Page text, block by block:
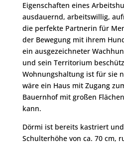
Eigenschaften eines
ausdauernd, arbeitswillig,
die perfekte Partnerin für
der Bewegung mit ihrem
ein ausgezeichneter
und sein Territorium
Wohnungshaltung ist für sie
wäre ein Haus mit Zugang
Bauernhof mit großen
kann.
Dörmi ist bereits kastriert
Schulterhöhe von ca. 70 cm,